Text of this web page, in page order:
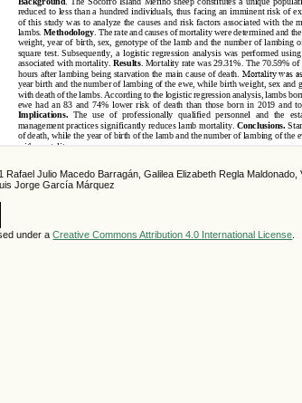
Rafael Julio Macedo Barragán, Galilea Elizabeth Regla
Jorge García Márquez
under aCreative Commons Attribution 4.0 International License